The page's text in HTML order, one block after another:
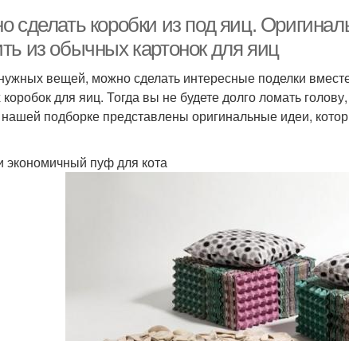
сделать коробки из под яиц.
из обычных картонок для яиц
вещей, можно сделать интересные поделки
для яиц. Тогда вы не будете долго ломать
подборке представлены оригинальные идеи,
экономичный пуф для кота